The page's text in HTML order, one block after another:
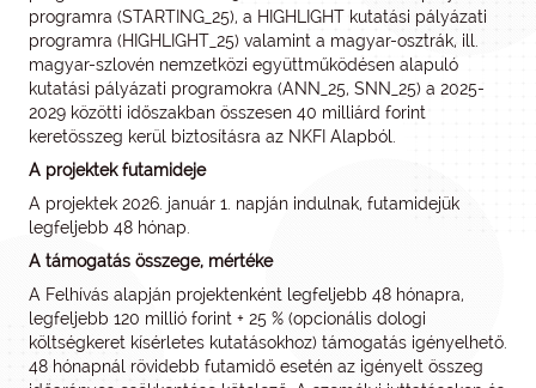
programra (STARTING_25), a HIGHLIGHT kutatási pályázati
programra (HIGHLIGHT_25) valamint a magyar-osztrák, ill.
magyar-szlovén nemzetközi együttműködésen alapuló
kutatási pályázati programokra (ANN_25, SNN_25) a 2025-
2029 közötti időszakban összesen 40 milliárd forint
keretösszeg kerül biztosításra az NKFI Alapból.
A projektek futamideje
A projektek 2026. január 1. napján indulnak, futamidejük
legfeljebb 48 hónap.
A támogatás összege, mértéke
A Felhívás alapján projektenként legfeljebb 48 hónapra,
legfeljebb 120 millió forint + 25 % (opcionális dologi
költségkeret kísérletes kutatásokhoz) támogatás igényelhető.
48 hónapnál rövidebb futamidő esetén az igényelt összeg